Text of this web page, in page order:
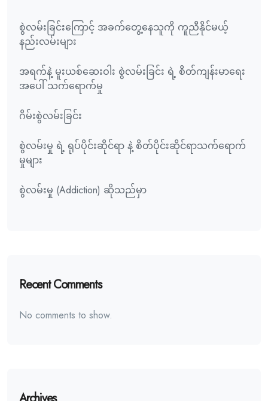
စွဲလမ်းခြင်းကြောင့် အခက်တွေ့နေသူကို ကူညီနိုင်မယ့်
နည်းလမ်းများ
အရက်နဲ့ မူးယစ်ဆေးဝါး စွဲလမ်းခြင်း ရဲ့ စိတ်ကျန်းမာရေး
အပေါ် သက်ရောက်မှု
ဂိမ်းစွဲလမ်းခြင်း
စွဲလမ်းမှု ရဲ့ ရုပ်ပိုင်းဆိုင်ရာ နဲ့ စိတ်ပိုင်းဆိုင်ရာသက်ရောက်
မှုများ
စွဲလမ်းမှု (Addiction) ဆိုသည်မှာ
Recent Comments
No comments to show.